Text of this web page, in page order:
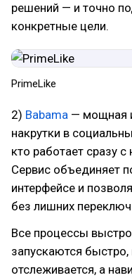
решений — и точно
конкретные цели.
PrimeLike
2) Babama — мощная
накрутки в
кто работает сразу
Сервис объединяет
интерфейсе и
без лишних
Все процессы
запускаются быстро,
отслеживается, а